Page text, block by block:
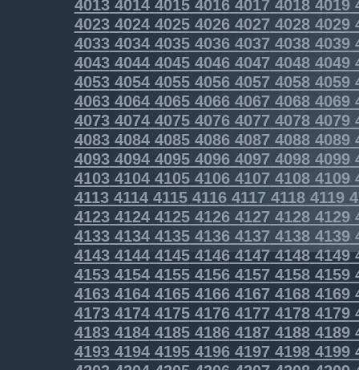
40134014401540164017 40184019
4023402440254026402740284029
40334034403540364037 40384039
40434044404540464047 40484049
40534054405540564057 40584059
4063406440654066406740684069
40734074407540764077 40784079
40834084408540864087 40884089
40934094409540964097 40984099
41034104410541064107 41084109
41134114411541164117 41184119
41234124412541264127 41284129
41334134413541364137 41384139
4143414441454146414741484149
4153415441554156415741584159
4163416441654166416741684169
4173417441754176417741784179
4183418441854186418741884189
4193419441954196419741984199